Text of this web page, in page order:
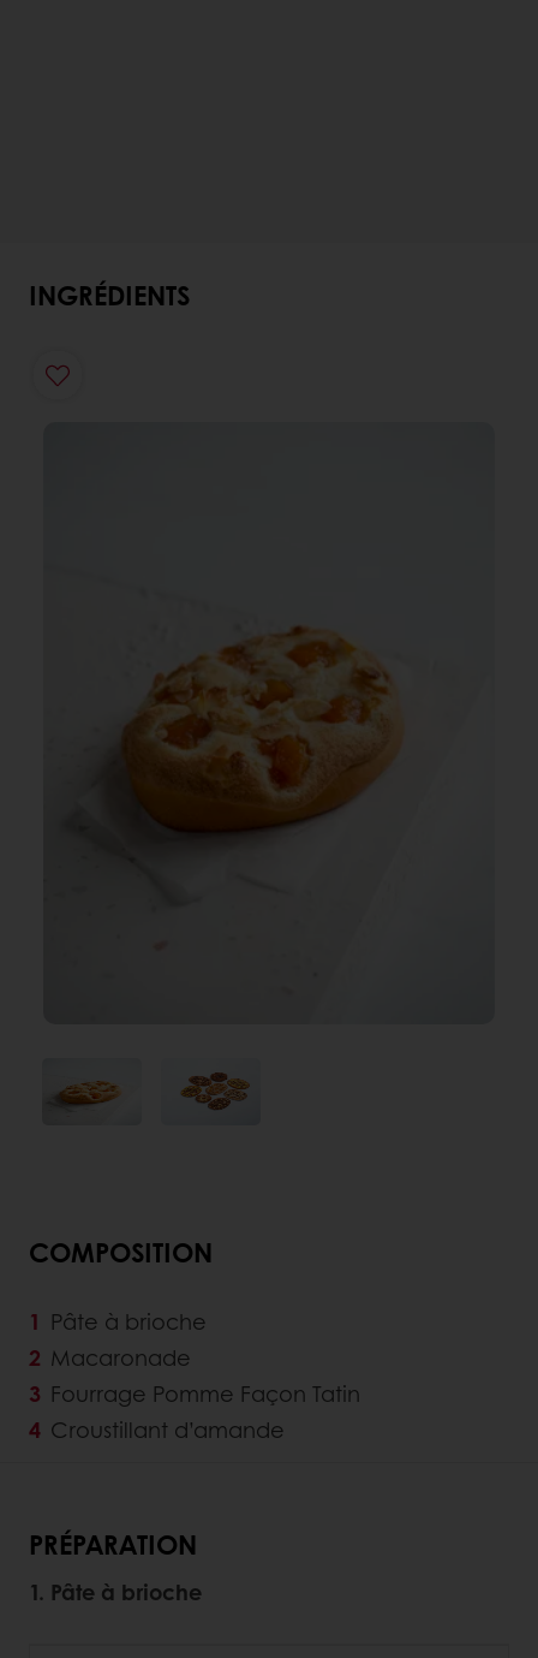
INGRÉDIENTS
COMPOSITION
Pâte à brioche
Macaronade
Fourrage Pomme Façon Tatin
Croustillant d’amande
PRÉPARATION
1. Pâte à brioche